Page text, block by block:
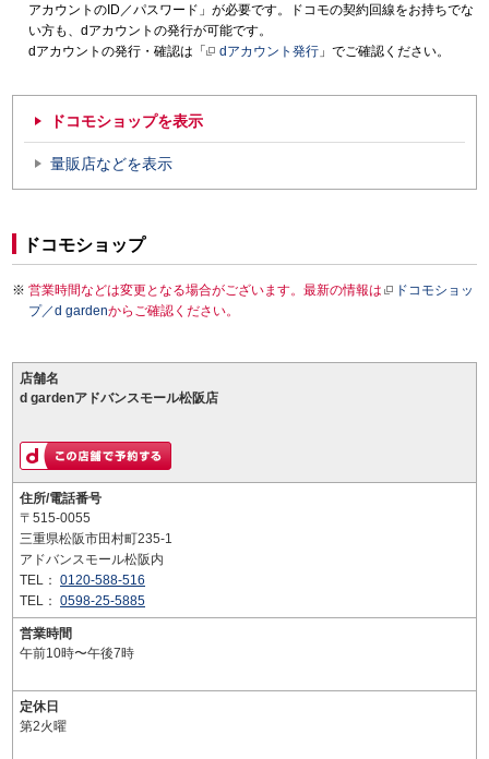
アカウントのID／パスワード」が必要です。ドコモの契約回線をお持ちでな
い方も、dアカウントの発行が可能です。
dアカウントの発行・確認は「
dアカウント発行 」でご確認ください。
ドコモショップを表示
量販店などを表示
ドコモショップ
営業時間などは変更となる場合がございます。最新の情報は
ドコモショッ
プ／d gardenからご確認ください。
店舗名
d gardenアドバンスモール松阪店
住所/電話番号
〒515-0055
三重県松阪市田村町235-1
アドバンスモール松阪内
TEL： 0120-588-516
TEL： 0598-25-5885
営業時間
午前10時〜午後7時
定休日
第2火曜